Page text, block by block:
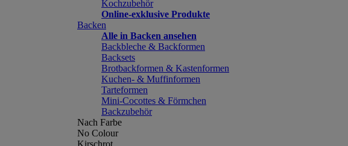
Kochzubehör
Online-exklusive Produkte
Backen
Alle in Backen ansehen
Backbleche & Backformen
Backsets
Brotbackformen & Kastenformen
Kuchen- & Muffinformen
Tarteformen
Mini-Cocottes & Förmchen
Backzubehör
Nach Farbe
No Colour
Kirschrot